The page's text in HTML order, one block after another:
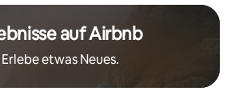
auf Airbnb
Erlebe etwas Neues.